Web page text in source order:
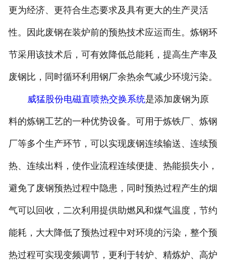
更为经济、更符合生态要求及具有更大的生产灵活
性。因此废钢在装炉前的预热技术应运而生。炼钢环
节采用该技术后，可有效降低总能耗，提高生产率及
废钢比，同时循环利用钢厂余热余气减少环境污染。
威猛股份电磁直喷热交换系统是添加废钢为原
料的炼钢工艺的一种优势设备。可用于炼铁厂、炼钢
厂等多个生产环节，可以实现废钢连续输送、连续预
热、连续出料，使作业流程连续便捷、热能损失小，
避免了废钢预热过程中隐患，同时预热过程产生的烟
气可以回收，二次利用提供助燃风和煤气温度，节约
能耗，大大降低了预热过程中对环境的污染，整个预
热过程可实现变频调节，更利于转炉、精炼炉、高炉